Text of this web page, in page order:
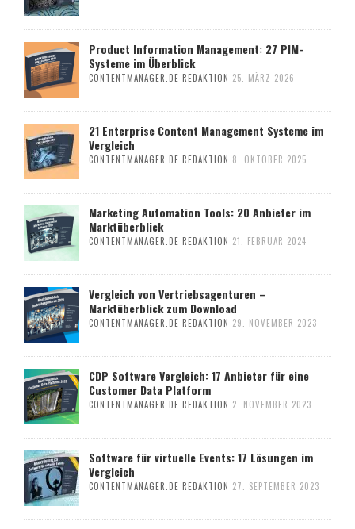
Product Information Management: 27 PIM-
Systeme im Überblick
CONTENTMANAGER.DE REDAKTION 25. MÄRZ 2026
21 Enterprise Content Management Systeme im
Vergleich
CONTENTMANAGER.DE REDAKTION 8. OKTOBER 2025
Marketing Automation Tools: 20 Anbieter im
Marktüberblick
CONTENTMANAGER.DE REDAKTION 21. FEBRUAR 2024
Vergleich von Vertriebsagenturen –
Marktüberblick zum Download
CONTENTMANAGER.DE REDAKTION 29. NOVEMBER 2023
CDP Software Vergleich: 17 Anbieter für eine
Customer Data Platform
CONTENTMANAGER.DE REDAKTION 2. NOVEMBER 2023
Software für virtuelle Events: 17 Lösungen im
Vergleich
CONTENTMANAGER.DE REDAKTION 27. SEPTEMBER 2023